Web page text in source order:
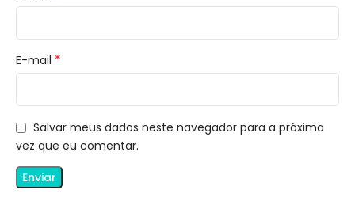
E-mail *
Salvar meus dados neste navegador para a próxima
vez que eu comentar.